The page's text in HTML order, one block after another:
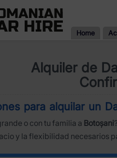
Home
Alquiler de
para alquilar un
o con tu familia a Botoșani
y la flexibilidad necesarios